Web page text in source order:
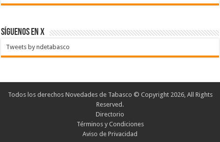
SÍGUENOS EN X
Tweets by ndetabasco
Todos los derechos Novedades de Tabasco © Copyright 2026, All Rights
Reserved.
Directorio
Términos y Condiciones
Aviso de Privacidad